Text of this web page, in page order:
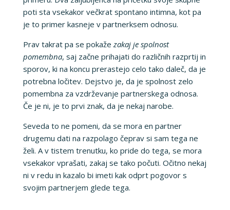
poti sta vsekakor večkrat spontano intimna, kot pa
je to primer kasneje v partnerksem odnosu.
Prav takrat pa se pokažezakaj je spolnost
pomembna, saj začne prihajati do različnih razprtij in
sporov, ki na koncu prerastejo celo tako daleč, da je
potrebna ločitev. Dejstvo je, da je spolnost zelo
pomembna za vzdrževanje partnerskega odnosa.
Če je ni, je to prvi znak, da je nekaj narobe.
Seveda to ne pomeni, da se mora en partner
drugemu dati na razpolago čeprav si sam tega ne
želi. A v tistem trenutku, ko pride do tega, se mora
vsekakor vprašati, zakaj se tako počuti. Očitno nekaj
ni v redu in kazalo bi imeti kak odprt pogovor s
svojim partnerjem glede tega.